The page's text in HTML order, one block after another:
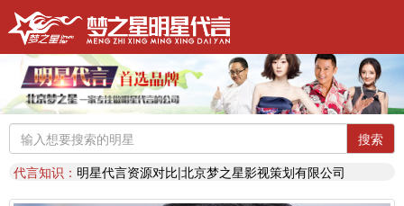
搜索
明星代言： 找明星代言基本流程包括哪些?明星代言的工作流程
推荐阅读：
2026年明星肖像代言费【8月实时更新】报价表
推荐阅读：2026年如何找明星代言,如何请明星代言,怎么选择明星代言,签约流程
明星代言：2026年诚招各地广告公司，策划公司合作代理明星资源
推荐阅读：找明星代言哪个渠道最好？费用多少？
代言知识：明星代言形式是什么样的？梦之星代言说明书
推荐阅读：二线三线明星代言费的艺人有哪些？
代言知识：明星代言资源对比|北京梦之星影视策划有限公司
明星代言： 找明星代言基本流程包括哪些?明星代言的工作流程